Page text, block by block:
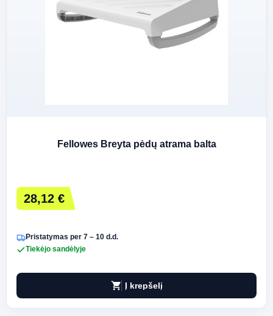
Fellowes Breyta pėdų atrama balta
28,12 €
Pristatymas per 7 – 10 d.d.
Tiekėjo sandėlyje
shopping_cart Į krepšelį